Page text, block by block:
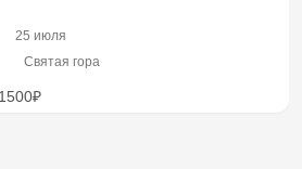
25 июля
Святая гора
1500₽